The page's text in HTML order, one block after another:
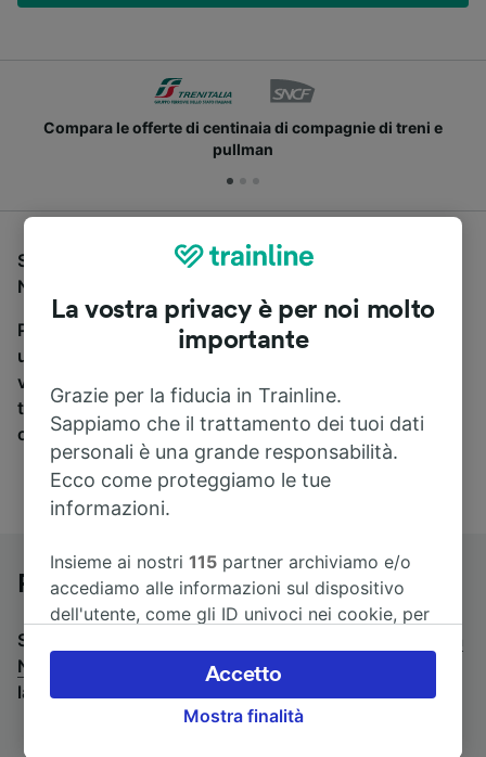
Compara le offerte di centinaia di compagnie di treni e
pullman
Se stai cercando un pullman per viaggiare da Pisa a
Napoli, sei nel posto giusto.
Per trovare i biglietti dei pullman, è sufficiente avviare
una ricerca in alto, e compareremo i tempi e i costi del
viaggio in treno e in pullman. Con Trainline puoi
trovare i biglietti per viaggiare con oltre 170
compagnie ferroviarie e dei pullman.
Pullman da Pisa a Napoli
Stai cercando un viaggio di ritorno? Vai su
Napoli a Pisa
Se preferisci prendere il treno, consulta
la pagina
La vostra privacy è per noi molto
importante
Grazie per la fiducia in Trainline.
Sappiamo che il trattamento dei tuoi dati
personali è una grande responsabilità.
Ecco come proteggiamo le tue
informazioni.
Insieme ai nostri115 partner archiviamo e/o
accediamo alle informazioni sul dispositivo
dell'utente, come gli ID univoci nei cookie, per
accettare o gestire le proprie scelte facendo
clic di seguito, tra cui il proprio diritto di
opporsi sulla base di un interesse legittimo o
Mostra finalità
Accetto